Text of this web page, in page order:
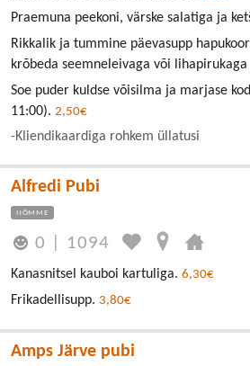
Praemuna peekoni, värske salatiga ja
Rikkalik ja tummine päevasupp
krõbeda seemneleivaga või lihapirukaga
Soe puder kuldse võisilma ja marjase
11:00). 2,50€
-Kliendikaardiga rohkem üllatusi
Alfredi Pubi
NÕMME
0 1094
Kanasnitsel kauboi kartuliga. 6,30€
Frikadellisupp. 3,80€
Amps Järve pubi